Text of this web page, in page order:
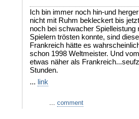
Ich bin immer noch hin-und
nicht mit Ruhm bekleckert bis
noch bei schwacher
Spielern trösten konnte, sind
Frankreich hätte es
schon 1998 Weltmeister. Und
etwas näher als
Stunden.
... link
... comment